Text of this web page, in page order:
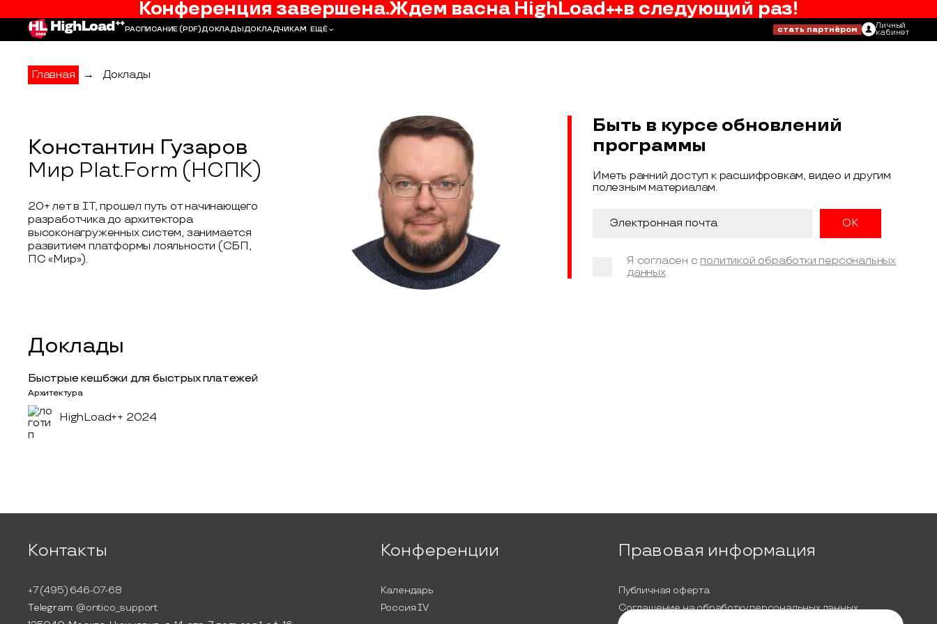
Конференция завершена.Ждем васна HighLoad++в следующий раз!
РАСПИСАНИЕ(PDF)ДОКЛАДЫ ДОКЛАДЧИКАМ ЕЩЁ стать партнёром Личный
кабинет
Главная → Доклады
Константин Гузаров
Мир Plat.Form (НСПК)
20+ лет в IT, прошел путь от начинающего
разработчика до архитектора
высоконагруженных систем, занимается
развитием платформы лояльности (СБП,
ПС «Мир»).
Доклады
Быстрые кешбэки для быстрых платежей
Архитектура
HighLoad++ 2024
Быть в курсе обновлений
программы
Иметь ранний доступ к расшифровкам, видео и другим
полезным материалам.
Я согласен с политикой обработки персональных
данных
Контакты
+7 (495) 646-07-68
Telegram: @ontico_support
Конференции
Календарь
Россия IV
Правовая информация
Публичная оферта
Соглашение на обработку персональных данных